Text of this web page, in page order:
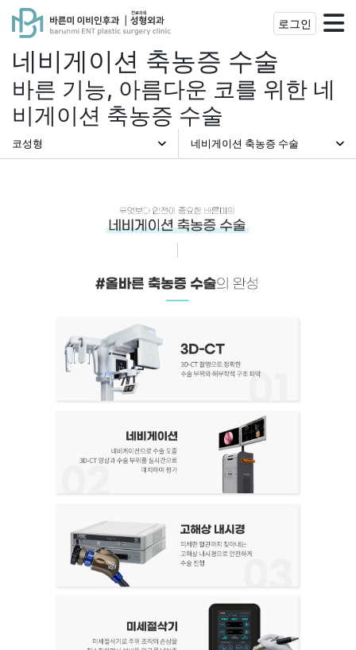
로그인
네비게이션 축농증 수술
바른 기능, 아름다운 코를 위한 네
비게이션 축농증 수술
코성형 네비게이션 축농증 수술